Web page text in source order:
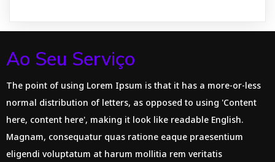
Ao Seu Serviço
The point of using Lorem Ipsum is that it has a more-or-less
normal distribution of letters, as opposed to using 'Content
here, content here', making it look like readable English.
Magnam, consequatur quas ratione eaque praesentium
eligendi voluptatum at harum mollitia rem veritatis